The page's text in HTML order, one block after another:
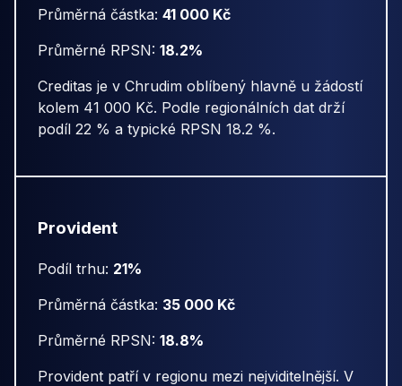
Průměrná částka: 41 000 Kč
Průměrné RPSN: 18.2%
Creditas je v Chrudim oblíbený hlavně u žádostí
kolem 41 000 Kč. Podle regionálních dat drží
podíl 22 % a typické RPSN 18.2 %.
Provident
Podíl trhu: 21%
Průměrná částka: 35 000 Kč
Průměrné RPSN: 18.8%
Provident patří v regionu mezi nejviditelnější. V